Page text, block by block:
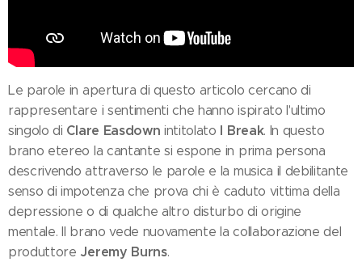
Le parole in apertura di questo articolo cercano di
rappresentare i sentimenti che hanno ispirato l'ultimo
singolo di Clare Easdown intitolato I Break. In questo
brano etereo la cantante si espone in prima persona
descrivendo attraverso le parole e la musica il debilitante
senso di impotenza che prova chi è caduto vittima della
depressione o di qualche altro disturbo di origine
mentale. Il brano vede nuovamente la collaborazione del
produttore Jeremy Burns.